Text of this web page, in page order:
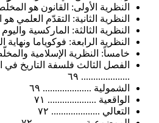
النظرية الأولى: القانون هو المخلّص
النظرية الثانية: التقدّم العلمي هو
النظرية الثالثة: الماركسية واليوم
النظرية الرابعة: فوكوياما ونهاية
خامساً: النظرية الإسلامية والمخلّص
الفصل الثالث فلسفة التاريخ في
.................... ٦٩
الشمولية .................... ٦٩
الواقعية .................... ٧١
التعالي .................... ٧٢